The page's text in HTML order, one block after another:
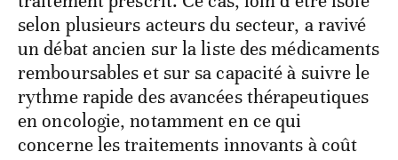
selon plusieurs acteurs du secteur, a ravivé
un débat ancien sur la liste des médicaments
remboursables et sur sa capacité à suivre le
rythme rapide des avancées thérapeutiques
en oncologie, notamment en ce qui
concerne les traitements innovants à coût